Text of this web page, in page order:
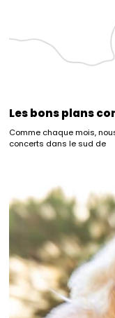
Les bons plans
Comme chaque mois,
concerts dans le sud de